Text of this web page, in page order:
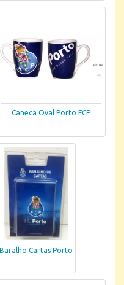
Caneca Oval Porto FCP
Baralho Cartas Porto